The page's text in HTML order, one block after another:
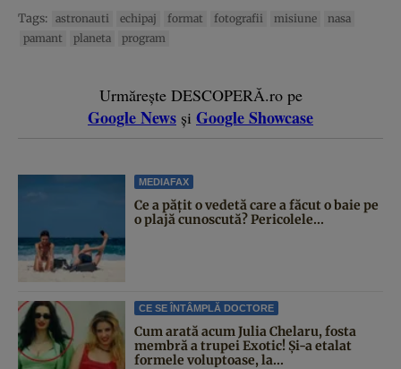
Tags: astronauti echipaj format fotografii misiune
nasa
pamant
planeta program
Urmărește DESCOPERĂ.ro pe
Google News și Google Showcase
MEDIAFAX
Ce a pățit o vedetă care a făcut o baie pe
o plajă cunoscută? Pericolele...
CE SE ÎNTÂMPLĂ DOCTORE
Cum arată acum Julia Chelaru, fosta
membră a trupei Exotic! Și-a etalat
formele voluptoase, la...